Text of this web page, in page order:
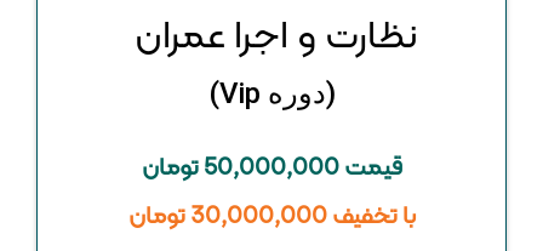
نظارت و اجرا عمران
(دوره Vip)
قیمت 50,000,000 تومان
با تخفیف 30,000,000 تومان